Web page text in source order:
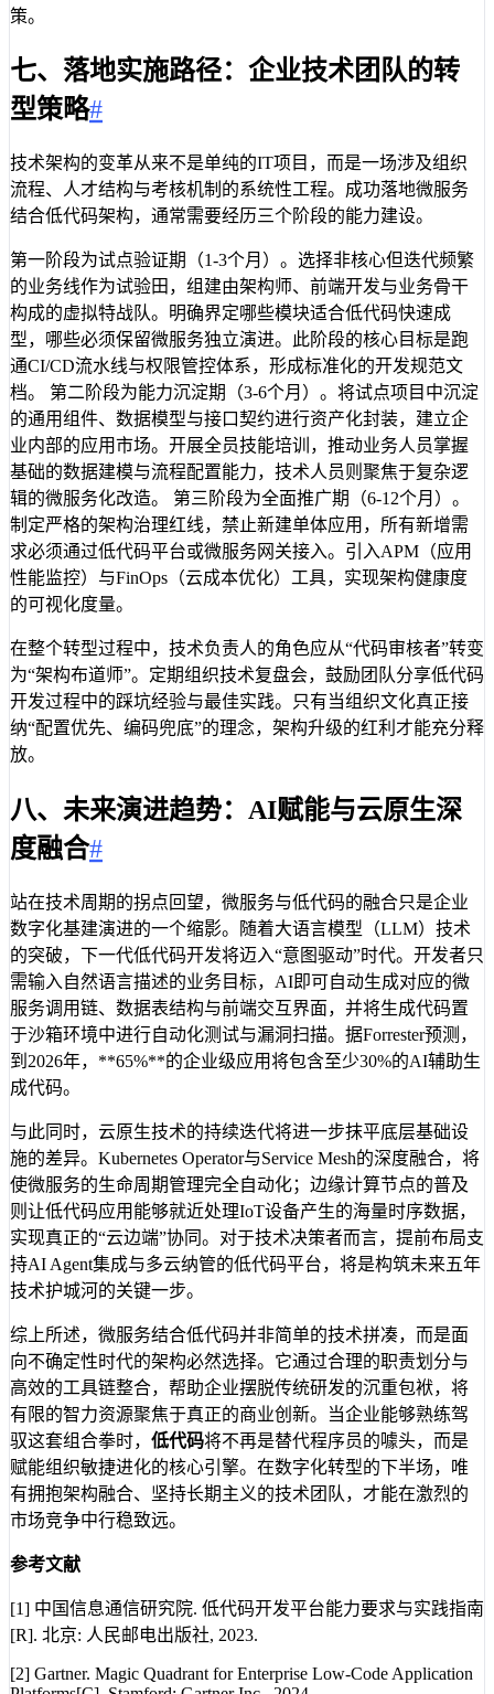
策。
七、落地实施路径：企业技术团队的转
型策略#
技术架构的变革从来不是单纯的IT项目，而是一场涉及组织
流程、人才结构与考核机制的系统性工程。成功落地微服务
结合低代码架构，通常需要经历三个阶段的能力建设。
第一阶段为试点验证期（1-3个月）。选择非核心但迭代频繁
的业务线作为试验田，组建由架构师、前端开发与业务骨干
构成的虚拟特战队。明确界定哪些模块适合低代码快速成
型，哪些必须保留微服务独立演进。此阶段的核心目标是跑
通CI/CD流水线与权限管控体系，形成标准化的开发规范文
档。 第二阶段为能力沉淀期（3-6个月）。将试点项目中沉淀
的通用组件、数据模型与接口契约进行资产化封装，建立企
业内部的应用市场。开展全员技能培训，推动业务人员掌握
基础的数据建模与流程配置能力，技术人员则聚焦于复杂逻
辑的微服务化改造。 第三阶段为全面推广期（6-12个月）。
制定严格的架构治理红线，禁止新建单体应用，所有新增需
求必须通过低代码平台或微服务网关接入。引入APM（应用
性能监控）与FinOps（云成本优化）工具，实现架构健康度
的可视化度量。
在整个转型过程中，技术负责人的角色应从“代码审核者”转变
为“架构布道师”。定期组织技术复盘会，鼓励团队分享低代码
开发过程中的踩坑经验与最佳实践。只有当组织文化真正接
纳“配置优先、编码兜底”的理念，架构升级的红利才能充分释
放。
八、未来演进趋势：AI赋能与云原生深
度融合#
站在技术周期的拐点回望，微服务与低代码的融合只是企业
数字化基建演进的一个缩影。随着大语言模型（LLM）技术
的突破，下一代低代码开发将迈入“意图驱动”时代。开发者只
需输入自然语言描述的业务目标，AI即可自动生成对应的微
服务调用链、数据表结构与前端交互界面，并将生成代码置
于沙箱环境中进行自动化测试与漏洞扫描。据Forrester预测，
到2026年，**65%**的企业级应用将包含至少30%的AI辅助生
成代码。
与此同时，云原生技术的持续迭代将进一步抹平底层基础设
施的差异。Kubernetes Operator与Service Mesh的深度融合，将
使微服务的生命周期管理完全自动化；边缘计算节点的普及
则让低代码应用能够就近处理IoT设备产生的海量时序数据，
实现真正的“云边端”协同。对于技术决策者而言，提前布局支
持AI Agent集成与多云纳管的低代码平台，将是构筑未来五年
技术护城河的关键一步。
综上所述，微服务结合低代码并非简单的技术拼凑，而是面
向不确定性时代的架构必然选择。它通过合理的职责划分与
高效的工具链整合，帮助企业摆脱传统研发的沉重包袱，将
有限的智力资源聚焦于真正的商业创新。当企业能够熟练驾
驭这套组合拳时， 低代码将不再是替代程序员的噱头，而是
赋能组织敏捷进化的核心引擎。在数字化转型的下半场，唯
有拥抱架构融合、坚持长期主义的技术团队，才能在激烈的
市场竞争中行稳致远。
参考文献
[1] 中国信息通信研究院. 低代码开发平台能力要求与实践指南
[R]. 北京: 人民邮电出版社, 2023.
[2] Gartner. Magic Quadrant for Enterprise Low-Code Application